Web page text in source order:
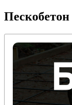
Пескобетон